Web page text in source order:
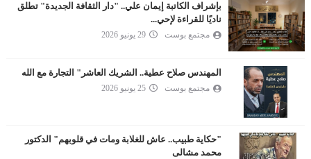
بإشراف الكاتبة إيمان علي.. "دار الثقافة الجديدة" تطلق
ناديًا للقراءة لإحي...
مجتمع بوست 29 يونيو 2026
المهندس صلاح عطية.. الشريك العاشر" التجارة مع الله
مجتمع بوست 25 يونيو 2026
"حكاية طبيب.. عاش للغلابة ومات في قلوبهم" الدكتور
محمد مشالى